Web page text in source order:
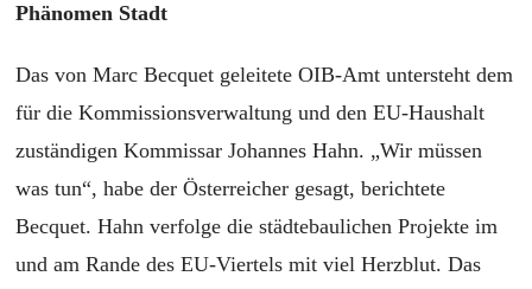
Phänomen Stadt
Das von Marc Becquet geleitete OIB-Amt untersteht dem
für die Kommissionsverwaltung und den EU-Haushalt
zuständigen Kommissar Johannes Hahn. „Wir müssen
was tun“, habe der Österreicher gesagt, berichtete
Becquet. Hahn verfolge die städtebaulichen Projekte im
und am Rande des EU-Viertels mit viel Herzblut. Das